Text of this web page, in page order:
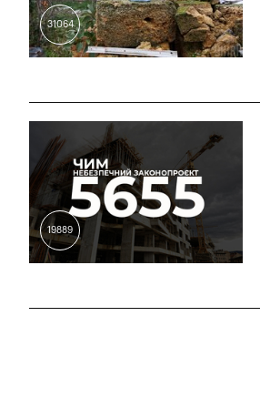
31064
19889